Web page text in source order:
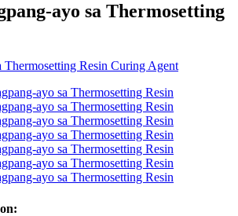
ayo sa Thermosetting